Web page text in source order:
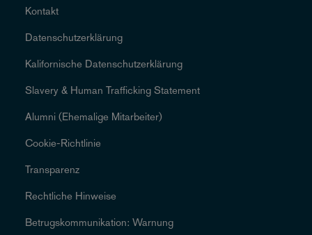
Kontakt
Datenschutzerklärung
Kalifornische Datenschutzerklärung
Slavery & Human Trafficking Statement
Alumni (Ehemalige Mitarbeiter)
Cookie-Richtlinie
Transparenz
Rechtliche Hinweise
Betrugskommunikation: Warnung